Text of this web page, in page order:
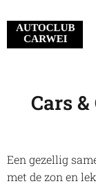
Cars
Een gezellig
met de zon en